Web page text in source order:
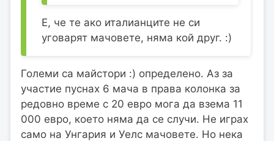
Е, че те ако италианците не си
уговарят мачовете, няма кой друг. :)
Големи са майстори :) определено. Аз за
участие пуснах 6 мача в права колонка за
редовно време с 20 евро мога да взема 11
000 евро, което няма да се случи. Не играх
само на Унгария и Уелс мачовете. Но нека